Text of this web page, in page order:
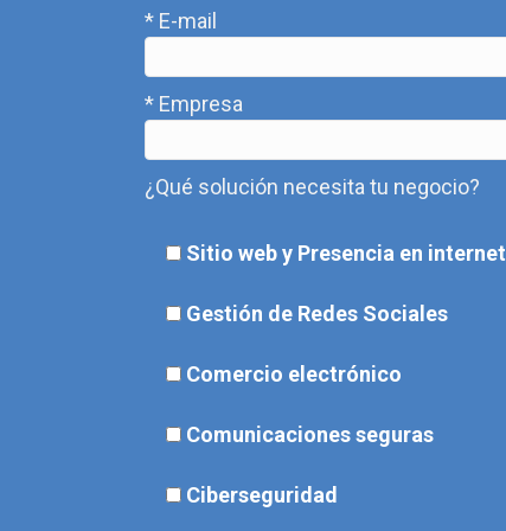
* E-mail
* Empresa
¿Qué solución necesita tu negocio?
Sitio web y Presencia en internet
Gestión de Redes Sociales
Comercio electrónico
Comunicaciones seguras
Ciberseguridad